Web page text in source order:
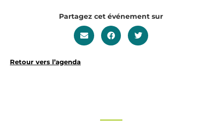
Partagez cet événement sur
Retour vers l’agenda